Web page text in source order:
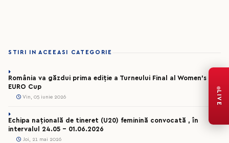
STIRI IN ACEEASI CATEGORIE
România va găzdui prima ediție a Turneului Final al Women’s EHF
EURO Cup
Vin, 05 iunie 2026
Echipa națională de tineret (U20) feminină convocată , în
intervalul 24.05 – 01.06.2026
Joi, 21 mai 2026
LIVE